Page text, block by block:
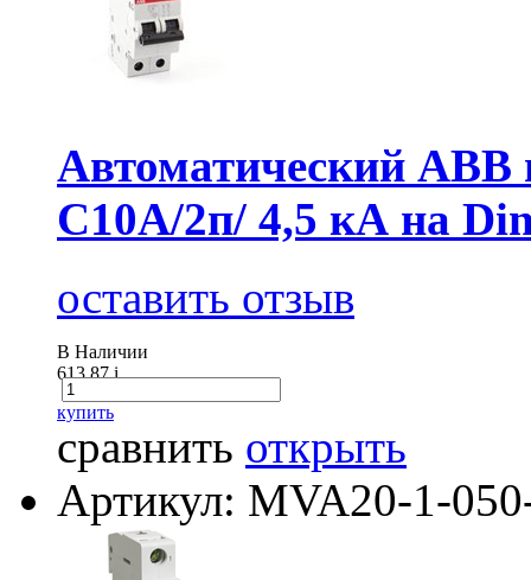
Автоматический АВВ
C10А/2п/ 4,5 кА на
оставить отзыв
В Наличии
613.87i
купить
сравнить открыть
Артикул: MVA20-1-